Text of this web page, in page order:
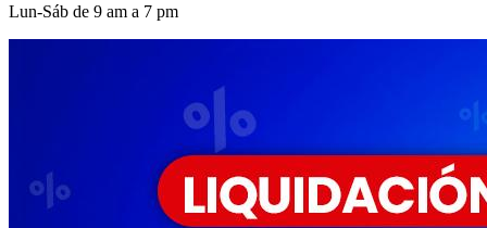
Lun-Sáb de 9 am a 7 pm